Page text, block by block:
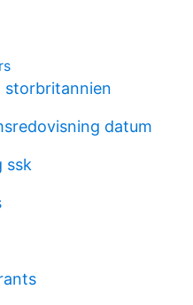
storbritannien
datum
ssk